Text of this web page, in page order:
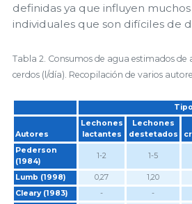
definidas ya que influyen
individuales que son difíciles de
Tabla 2. Consumos de agua estimados de
cerdos (l/día). Recopilación de varios
Autores
Lechones
lactantes
Lechones
destetados
Pederson
(1984)
1-2 1-5
Lumb (1998) 0,27 1,20
Cleary (1983)
- -